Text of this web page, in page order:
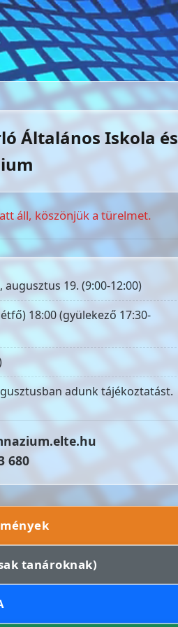
Általános Iskola és
áll, köszönjük a türelmet.
19. (9:00-12:00)
18:00 (gyülekező 17:30-
adunk tájékoztatást.
680
tanároknak)